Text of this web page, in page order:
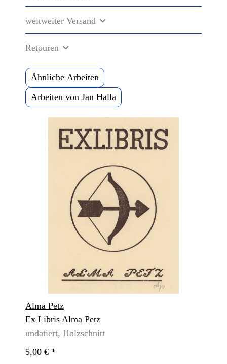
weltweiter Versand
Retouren
Ähnliche Arbeiten
Arbeiten von Jan Halla
Alma Petz
Ex Libris Alma Petz
undatiert, Holzschnitt
5,00 € *